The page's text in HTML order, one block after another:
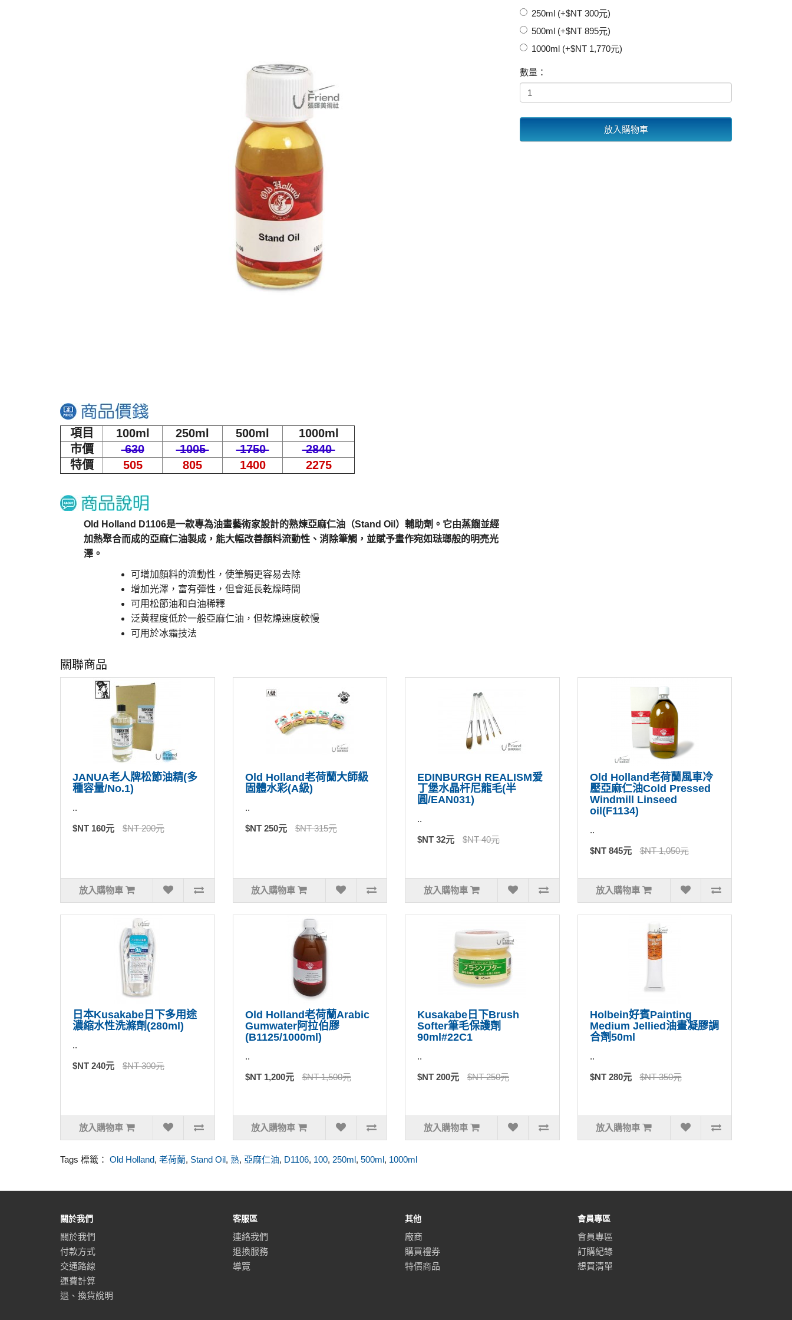
項目 100ml 250ml 500ml
1000ml
市價
630 1005 1750
2840
特價
505 805 1400 2275
Old Holland D1106是一款專為油畫藝術家設計的熟煉亞麻仁油（Stand Oil）輔助劑。它由蒸餾並經
加熱聚合而成的亞麻仁油製成，能大幅改善顏料流動性、消除筆觸，並賦予畫作宛如琺瑯般的明亮光
澤。
可增加顏料的流動性，使筆觸更容易去除
增加光澤，富有彈性，但會延長乾燥時間
可用松節油和白油稀釋
泛黃程度低於一般亞麻仁油，但乾燥速度較慢
可用於冰霜技法
250ml (+$NT 300元)
500ml (+$NT 895元)
1000ml (+$NT 1,770元)
數量：
放入購物車
關聯商品
JANUA老人牌松節油精(多
種容量/No.1)
..
$NT 160元 $NT 200元
放入購物車
Old Holland老荷蘭大師級
固體水彩(A級)
..
$NT 250元 $NT 315元
放入購物車
EDINBURGH REALISM爱
丁堡水晶杆尼龍毛(半
圓/EAN031)
..
$NT 32元 $NT 40元
放入購物車
Old Holland老荷蘭風車冷
壓亞麻仁油Cold Pressed
Windmill Linseed
oil(F1134)
..
$NT 845元 $NT 1,050元
放入購物車
日本Kusakabe日下多用途
濃縮水性洗滌劑(280ml)
..
$NT 240元 $NT 300元
放入購物車
Old Holland老荷蘭Arabic
Gumwater阿拉伯膠
(B1125/1000ml)
..
$NT 1,200元 $NT 1,500元
放入購物車
Kusakabe日下Brush
Softer筆毛保護劑
90ml#22C1
..
$NT 200元 $NT 250元
放入購物車
Holbein好賓Painting
Medium Jellied油畫凝膠調
合劑50ml
..
$NT 280元 $NT 350元
放入購物車
Tags 標籤： Old Holland, 老荷蘭, Stand Oil, 熟, 亞麻仁油, D1106, 100, 250ml, 500ml, 1000ml
關於我們
關於我們
付款方式
交通路線
運費計算
退、換貨說明
客服區
連絡我們
退換服務
導覽
其他
廠商
購買禮券
特價商品
會員專區
會員專區
訂購紀錄
想買清單